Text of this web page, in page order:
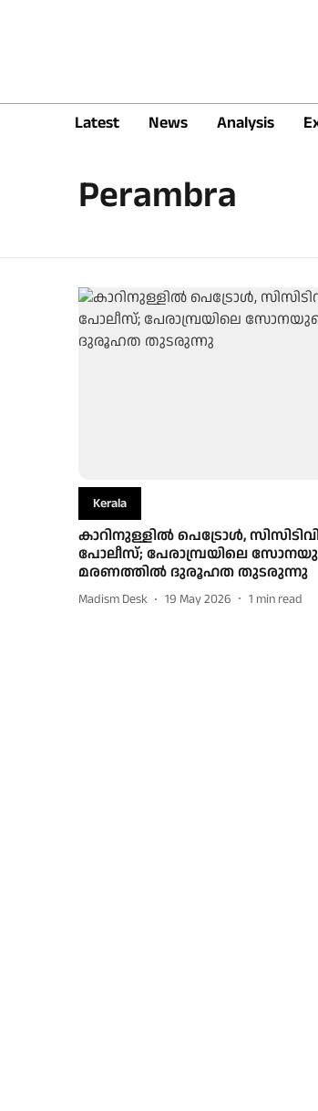
Latest News Analysis
Perambra
Kerala
കാറിനുള്ളിൽ പെട്രോൾ,
പോലീസ്; പേരാമ്പ്രയിലെ
മരണത്തിൽ ദുരൂഹത തുടരുന്നു
Madism Desk 19 May 2026 1 min read